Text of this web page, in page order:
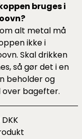
bruges i
alt metal må
ikke i
Skal drikken
så gør det i en
beholder og
bagefter.